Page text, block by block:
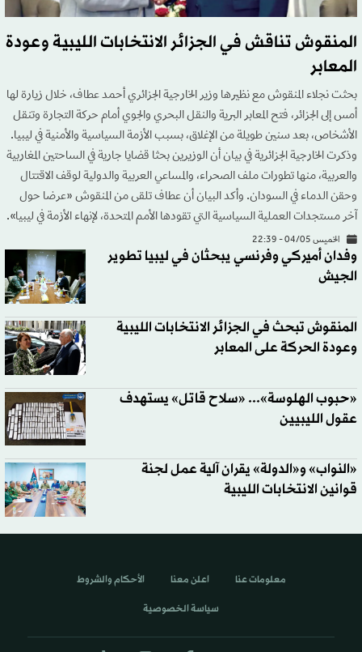
المنقوش تناقش في الجزائر الانتخابات الليبية وعودة
المعابر
بحثت نجلاء المنقوش مع نظيرها وزير الخارجية الجزائري أحمد عطاف، خلال زيارة لها
أمس إلى الجزائر، فتح المعابر البرية والنقل البحري والجوي أمام حركة التجارة وتنقل
الأشخاص، بعد سنين طويلة من الإغلاق، بسبب الأزمة السياسية والأمنية في ليبيا.
وذكرت الخارجية الجزائرية في بيان أن الوزيرين بحثا قضايا جارية في الساحتين المغاربية
والعربية، منها تطورات ملف الصحراء، والمساعي العربية والدولية لوقف الاقتتال
وحقن الدماء في السودان. وأكد البيان أن عطاف تلقى من المنقوش «عرضا حول
آخر مستجدات العملية السياسية التي تقودها الأمم المتحدة، لإنهاء الأزمة في ليبيا».
الخميس 04/05 - 22:39
وفدان أميركي وفرنسي يبحثان في ليبيا تطوير
الجيش
المنقوش تبحث في الجزائر الانتخابات الليبية
وعودة الحركة على المعابر
«حبوب الهلوسة»... «سلاح قاتل» يستهدف
عقول الليبيين
«النواب» و«الدولة» يقران آلية عمل لجنة
قوانين الانتخابات الليبية
معلومات عنا اعلن معنا الأحكام والشروط
سياسة الخصوصية